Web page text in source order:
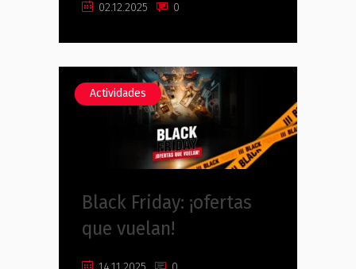
02.12.2025 0
Actividades
Black Friday: ¡ofertas
que vuelan!